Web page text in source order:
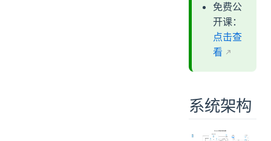
免费公
开课：
点击查
看
系统架构